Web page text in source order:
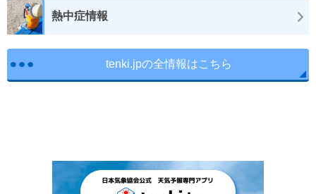
熱中症情報
tenki.jpの全情報はこちら